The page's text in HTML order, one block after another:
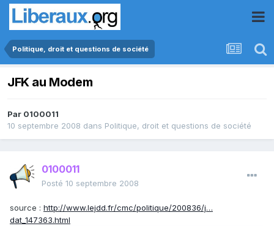
Politique, droit et questions de société
JFK au Modem
Par 0100011
10 septembre 2008 dans Politique, droit et questions de société
0100011
Posté 10 septembre 2008
source : http://www.lejdd.fr/cmc/politique/200836/j…
dat_147363.html